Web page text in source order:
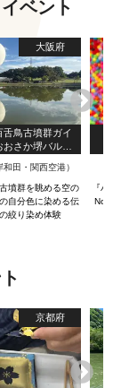
ベント
大阪府
舌鳥古墳群ガイ
おさか堺バルー
手ぬぐいの雪花
め体験
田・関西空港）
墳群を眺める空の
自分色に染める伝
絞り染め体験
『ハ
No1!
京都府